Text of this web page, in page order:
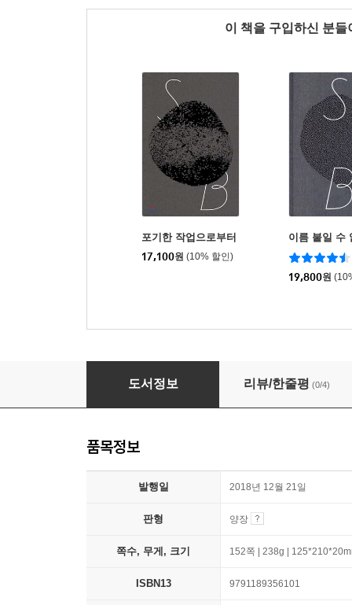
이 책을 구입하신 분
포기한 작업으로부터
17,100원 (10% 할인)
이름 붙일 수
19,800원
동반자 / 잘 못 보이고 잘 못 말해진 / 최악을 향
도서정보 리뷰/한줄평 (0/4)
품목정보
발행일 2018년 12월 21일
판형 양장
쪽수, 무게, 크기 152쪽 | 238g |
ISBN13 9791189356101